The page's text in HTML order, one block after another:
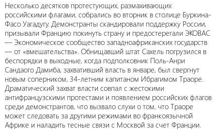
Несколько десятков протестующих, размахивающих
российскими флагами, собрались во вторник в столице Буркина-
Фасо Уагадугу. Демонстранты скандировали поддержку России,
призывали Францию покинуть страну и предостерегали ЭКОВАС
— Экономическое сообщество западноафриканских государств
— от «вмешательства». Обнищавший штат Сахель погрузился в
беспорядки в выходные, когда подполковник Поль-Анри
Сандаого Дамиба, захвативший власть в январе, был свергнут
новым соперником, 34-летним капитаном Ибрагимом Траоре.
Драматический захват власти совпал с жестокими
антифранцузскими протестами и появлением российских флагов
среди демонстрантов, что вызвало слухи о том, что Траоре
может следовать за другими режимами во франкоязычной
Африке и наладить тесные связи с Москвой за счет Франции.